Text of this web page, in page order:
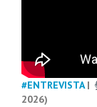
#ENTREVISTA|
2026)